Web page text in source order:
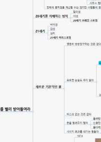
수강 신청